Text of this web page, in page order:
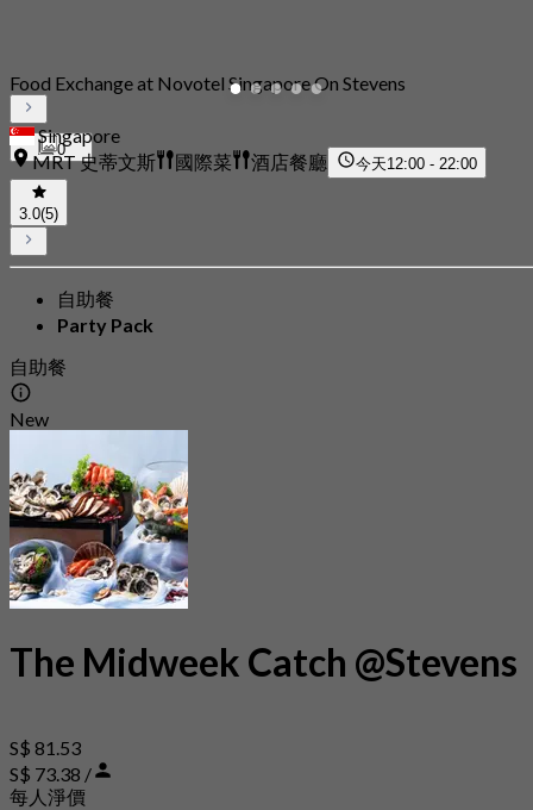
0
Food Exchange at Novotel Singapore On Stevens
Singapore
MRT 史蒂文斯
國際菜 酒店餐廳 今天12:00 - 22:00
3.0(5)
自助餐
Party Pack
自助餐
New
The Midweek Catch @Stevens
S$ 81.53
S$ 73.38 /
每人淨價